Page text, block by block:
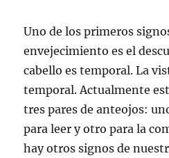
Uno de los primeros
envejecimiento es el
cabello es temporal. La
temporal. Actualmente
tres pares de anteojos:
para leer y otro para la
hay otros signos de